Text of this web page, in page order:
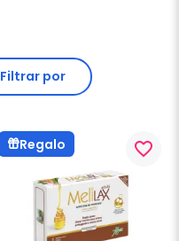
Filtrar por
Regalo favorite_border